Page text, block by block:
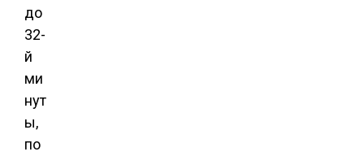
до
32-
й
ми
нут
ы,
по